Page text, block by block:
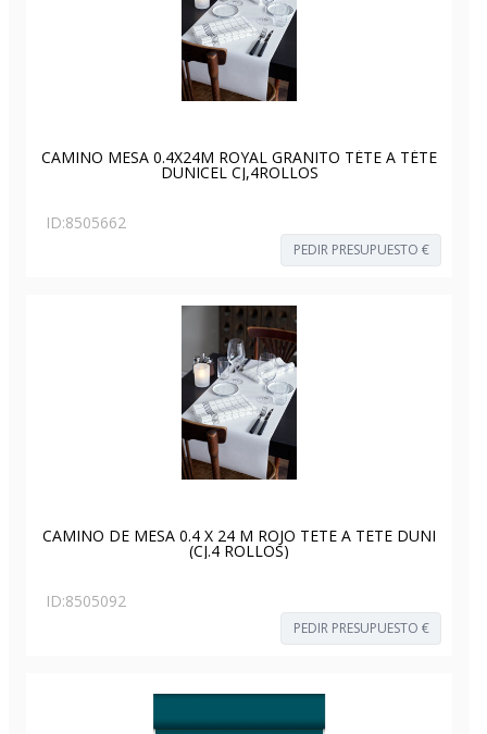
CAMINO MESA 0.4X24M ROYAL GRANITO TÉTE A TÉTE
DUNICEL CJ,4ROLLOS
ID:8505662
PEDIR PRESUPUESTO €
CAMINO DE MESA 0.4 X 24 M ROJO TETE A TETE DUNI
(CJ.4 ROLLOS)
ID:8505092
PEDIR PRESUPUESTO €